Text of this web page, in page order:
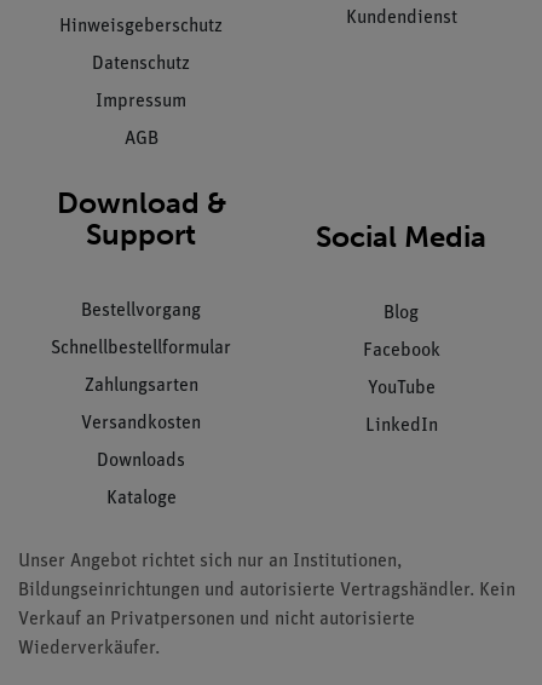
Hinweisgeberschutz
Datenschutz
Impressum
AGB
Kundendienst
Download &
Support
Bestellvorgang
Schnellbestellformular
Zahlungsarten
Versandkosten
Downloads
Kataloge
Social Media
Blog
Facebook
YouTube
LinkedIn
Unser Angebot richtet sich nur an Institutionen,
Bildungseinrichtungen und autorisierte Vertragshändler. Kein
Verkauf an Privatpersonen und nicht autorisierte
Wiederverkäufer.